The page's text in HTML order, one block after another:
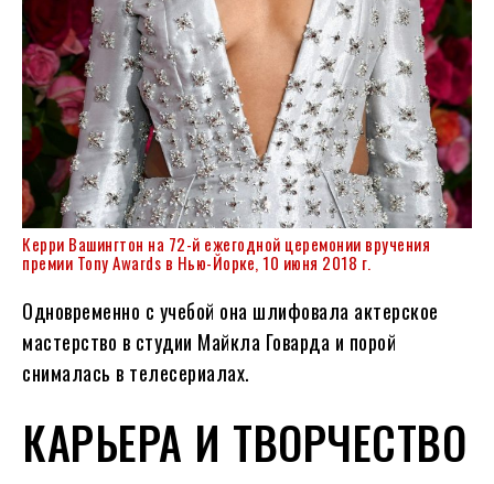
Керри Вашингтон на 72-й ежегодной церемонии вручения
премии Tony Awards в Нью-Йорке, 10 июня 2018 г.
Одновременно с учебой она шлифовала актерское
мастерство в студии Майкла Говарда и порой
снималась в телесериалах.
КАРЬЕРА И ТВОРЧЕСТВО